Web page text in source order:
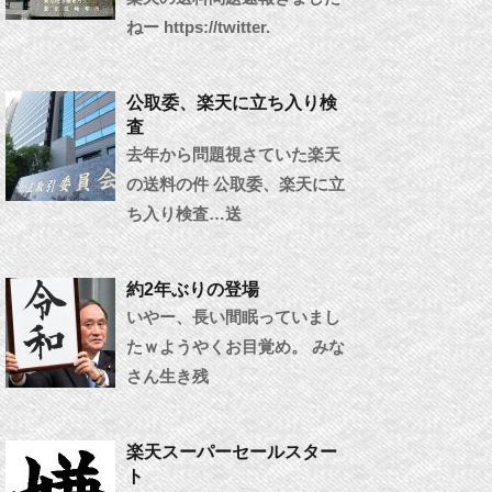
ねー https://twitter.
公取委、楽天に立ち入り検
査
去年から問題視さていた楽天
の送料の件 公取委、楽天に立
ち入り検査…送
約2年ぶりの登場
いやー、長い間眠っていまし
たｗようやくお目覚め。 みな
さん生き残
楽天スーパーセールスター
ト